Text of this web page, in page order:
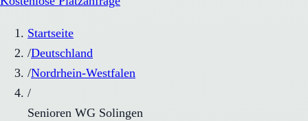
Startseite
/Deutschland
/Nordrhein-Westfalen
/
Senioren WG Solingen